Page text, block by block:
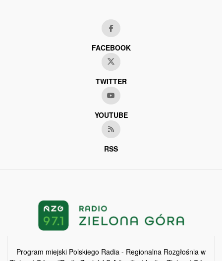
FACEBOOK
TWITTER
YOUTUBE
RSS
Program miejski Polskiego Radia - Regionalna Rozgłośnia w